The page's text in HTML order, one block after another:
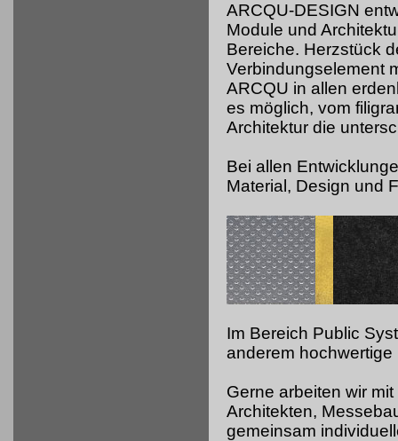
ARCQU-DESIGN
Module und
Bereiche. Herzstück
Verbindungselement
ARCQU in allen
es möglich, vom
Architektur die
Bei allen
Material, Design und
Im Bereich Public
anderem
Gerne arbeiten wir
Architekten,
gemeinsam